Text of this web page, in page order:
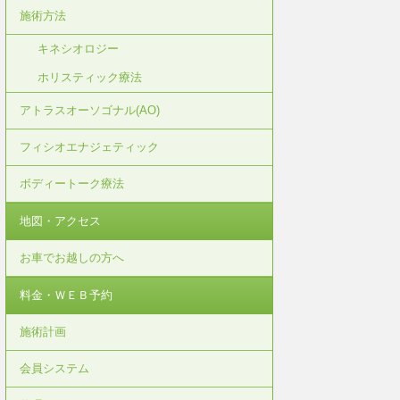
施術方法
キネシオロジー
ホリスティック療法
アトラスオーソゴナル(AO)
フィシオエナジェティック
ボディートーク療法
地図・アクセス
お車でお越しの方へ
料金・ＷＥＢ予約
施術計画
会員システム